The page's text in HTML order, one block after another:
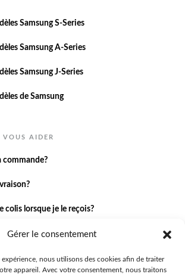
Gérer le consentement
nous utilisons des cookies afin de traiter
appareil. Avec votre consentement, nous traitons
Samsung S-Series
Samsung A-Series
Samsung J-Series
de Samsung
VOUS AIDER
commande?
colis lorsque je le reçois?